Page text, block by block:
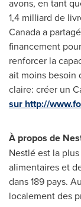
avons, en tant
1,4 milliard de
Canadaa
financement
renforcer la
ait moins besoin
claire: créer un
sur http://
À propos de
Nestlé est la
alimentaires et
dans 189 pays. Au
localement des